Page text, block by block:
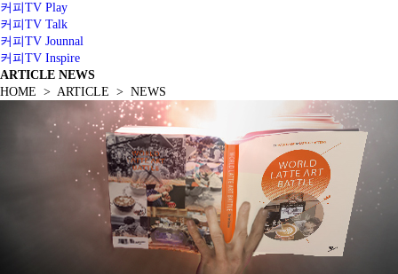
커피TV Play
커피TV Talk
커피TV Jounnal
커피TV Inspire
ARTICLE NEWS
HOME > ARTICLE > NEWS